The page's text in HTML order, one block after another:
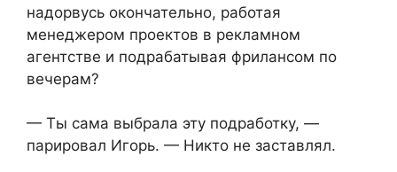
надорвусь окончательно, работая
менеджером проектов в рекламном
агентстве и подрабатывая фрилансом по
вечерам?
— Ты сама выбрала эту подработку, —
парировал Игорь. — Никто не заставлял.